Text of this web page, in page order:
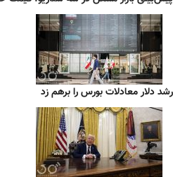
رشد دلار معادلات بورس را برهم زد